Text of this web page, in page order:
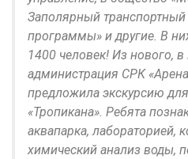
Заполярный
программы» и другие. В
1400 человек! Из нового,
администрация СРК
предложила экскурсию
«Тропикана». Ребята
аквапарка, лабораторией,
химический анализ воды,